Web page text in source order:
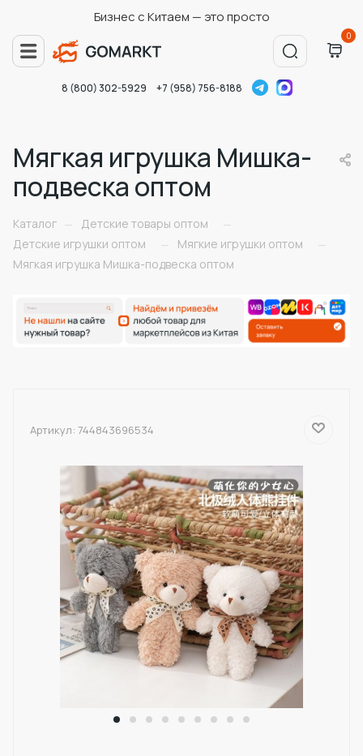
Бизнес с Китаем — это просто
0
8 (800) 302-5929 +7 (958) 756-8188
Мягкая игрушка Мишка-
подвеска оптом
Каталог — Детские товары оптом
—
Детские игрушки оптом
— Мягкие игрушки оптом
—
Мягкая игрушка Мишка-подвеска оптом
Артикул: 744843696534